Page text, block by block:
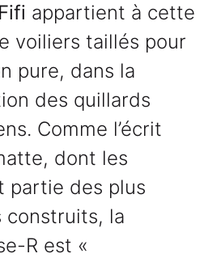
Fifi appartient à cette
voiliers taillés pour
pure, dans la
des quillards
Comme l’écrit
dont les
partie des plus
construits, la
R est «